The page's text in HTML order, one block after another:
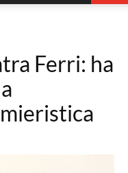
Ferri: ha